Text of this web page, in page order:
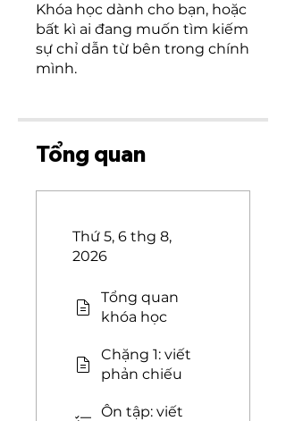
Khóa học dành cho bạn, hoặc
bất kì ai đang muốn tìm kiếm
sự chỉ dẫn từ bên trong chính
mình.
Tổng quan
Thứ 5, 6 thg 8,
2026
Tổng quan
khóa học
Chặng 1: viết
phản chiếu
Ôn tập: viết